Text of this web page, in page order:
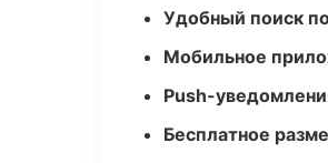
Удобный поиск
Мобильное
Push-
Бесплатное